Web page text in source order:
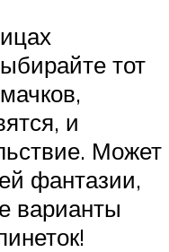
тот
и
Может
фантазии,
варианты